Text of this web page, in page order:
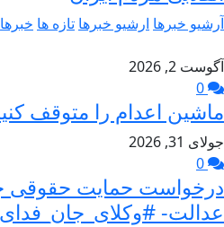
آرشیو خبرها ارشیو خبرها تازه ها خبرها
آگوست 2, 2026
ماشین اعدام را متوقف
جولای 31, 2026
درخواست حمایت حقوقی
عدالت-